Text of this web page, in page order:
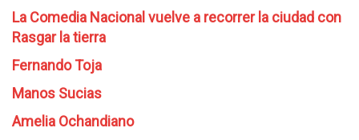
La Comedia Nacional vuelve a recorrer la ciudad con
Rasgar la tierra
Fernando Toja
Manos Sucias
Amelia Ochandiano